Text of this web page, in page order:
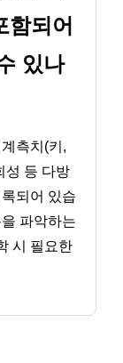
함되어
있나
측치(키,
성 등 다방
되어 있습
파악하는
시 필요한